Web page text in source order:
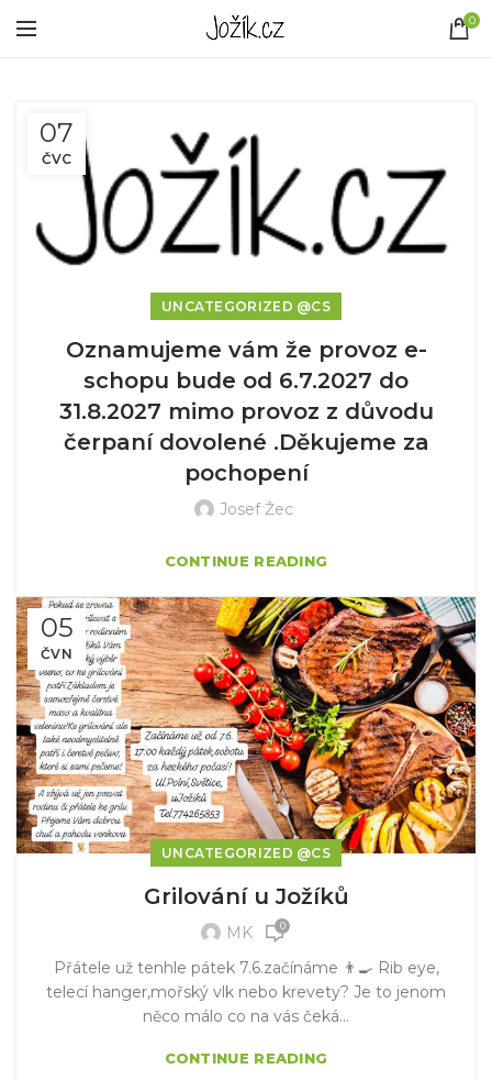
0
07
ČVC
UNCATEGORIZED @CS
Oznamujeme vám že provoz e-
schopu bude od 6.7.2027 do
31.8.2027 mimo provoz z důvodu
čerpaní dovolené .Děkujeme za
pochopení
Josef Žec
CONTINUE READING
05
ČVN
UNCATEGORIZED @CS
Grilování u Jožíků
MK 0
Přátele už tenhle pátek 7.6.začínáme 👨‍🍳 Rib eye,
telecí hanger,mořský vlk nebo krevety? Je to jenom
něco málo co na vás čeká...
CONTINUE READING